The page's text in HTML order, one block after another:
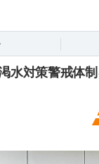
渇水対策警戒体